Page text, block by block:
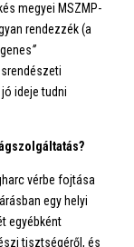
megyei MSZMP-
rendezzék (a
”
ideje tudni
vérbe fojtása
egy helyi
egyébként
tisztségéről, és